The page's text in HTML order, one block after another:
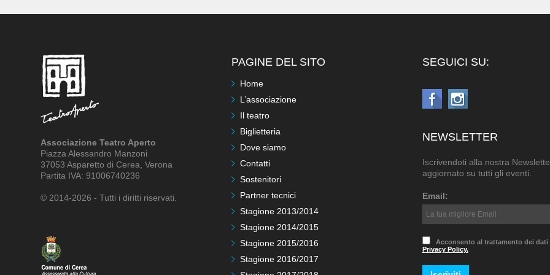
Associazione Teatro Aperto
Piazza Alessandro Manzoni
37053 Asparetto di Cerea, Verona
Partita IVA: 91006740236
© 2014-2026 - Tutti i diritti riservati.
PAGINE DEL SITO
Home
L’associazione
Il teatro
Biglietteria
Dove siamo
Contatti
Sostenitori
Partner tecnici
Stagione 2013/2014
Stagione 2014/2015
Stagione 2015/2016
Stagione 2016/2017
SEGUICI SU:
NEWSLETTER
Iscrivendoti alla nostra
aggiornato su tutti gli eventi.
Email:
Acconsento al trattamento dei dati
Privacy Policy.